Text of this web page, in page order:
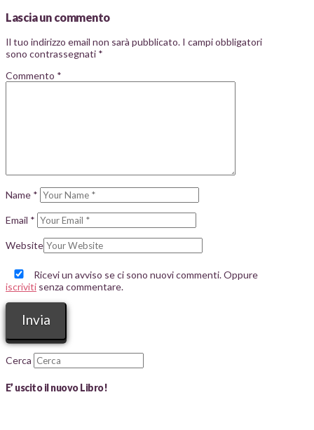
Lascia un commento
Il tuo indirizzo email non sarà pubblicato. I campi obbligatori
sono contrassegnati *
Commento *
Name *
Email *
Website
Ricevi un avviso se ci sono nuovi commenti. Oppure
iscriviti senza commentare.
Cerca
E’ uscito il nuovo Libro!